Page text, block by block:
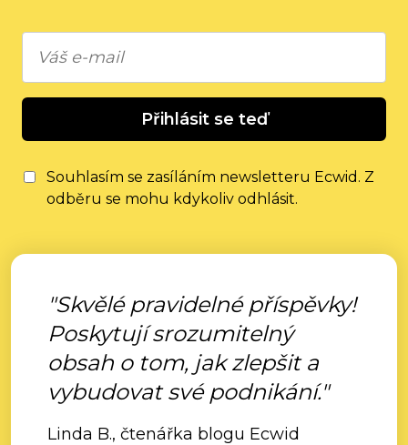
Přihlásit se teď
Souhlasím se zasíláním newsletteru Ecwid. Z
odběru se mohu kdykoliv odhlásit.
"Skvělé pravidelné příspěvky!
Poskytují srozumitelný
obsah o tom, jak zlepšit a
vybudovat své podnikání."
Linda B., čtenářka blogu Ecwid